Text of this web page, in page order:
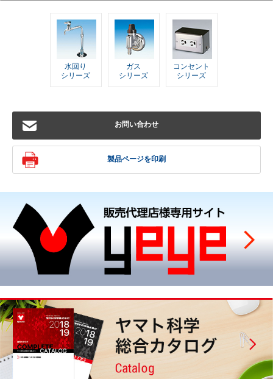
水回り
シリーズ
ガス
シリーズ
コンセント
シリーズ
お問い合わせ
製品ページを印刷